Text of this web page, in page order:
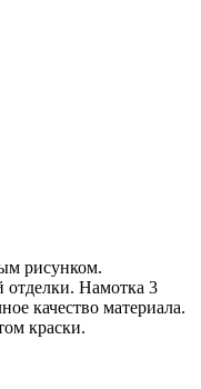
рисунком.
отделки. Намотка 3
качество материала.
краски.